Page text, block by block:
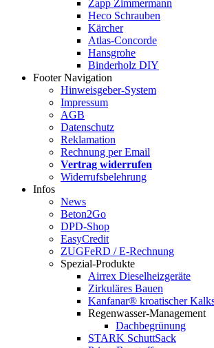
Zapp Zimmermann
Heco Schrauben
Kärcher
Atlas-Concorde
Hansgrohe
Binderholz DIY
Footer Navigation
Hinweisgeber-System
Impressum
AGB
Datenschutz
Reklamation
Rechnung per Email
Vertrag widerrufen
Widerrufsbelehrung
Infos
News
Beton2Go
DPD-Shop
EasyCredit
ZUGFeRD / E-Rechnung
Spezial-Produkte
Airrex Dieselheizgeräte
Zirkuläres Bauen
Kanfanar® kroatischer
Regenwasser-Management
Dachbegrünung
STARK SchuttSack